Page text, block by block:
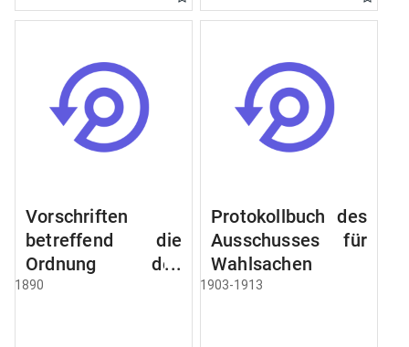
Bibliothek).
Vorschriften
betreffend die
Ordnung des
Geschäftsganges
1890
Protokollbuch des
Ausschusses für
Wahlsachen
1903-1913